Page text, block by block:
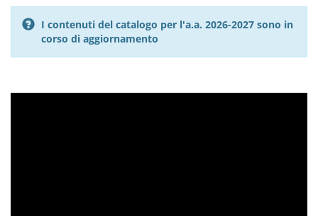
I contenuti del catalogo per l'a.a. 2026-2027 sono in
corso di aggiornamento